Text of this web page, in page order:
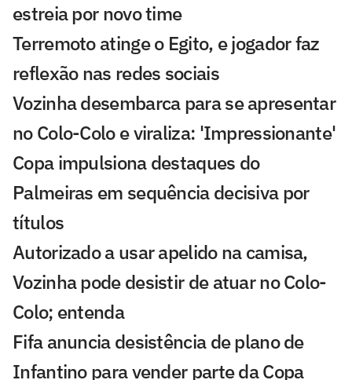
estreia por novo time
Terremoto atinge o Egito, e jogador faz
reflexão nas redes sociais
Vozinha desembarca para se apresentar
no Colo-Colo e viraliza: 'Impressionante'
Copa impulsiona destaques do
Palmeiras em sequência decisiva por
títulos
Autorizado a usar apelido na camisa,
Vozinha pode desistir de atuar no Colo-
Colo; entenda
Fifa anuncia desistência de plano de
Infantino para vender parte da Copa